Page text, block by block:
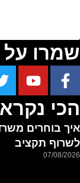
שמרו
הכי
איך בוחרים
לשרוף תקציב
07/08/2026